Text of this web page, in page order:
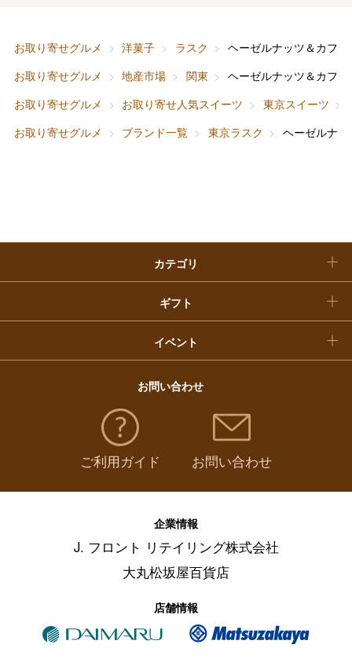
お取り寄せグルメ 洋菓子 ラスク
ヘーゼルナッツ＆カフ
お取り寄せグルメ
地産市場 関東
ヘーゼルナッツ＆カフ
お取り寄せグルメ
お取り寄せ人気スイーツ 東京スイーツ
お取り寄せグルメ
ブランド一覧 東京ラスク ヘーゼルナ
カテゴリ
ホーム＆インテリア
ベビー＆キッズ
ギフト
結婚内祝い
お香典返し
快気祝い
イベント
お中元
敬老の日
福袋
お問い合わせ
ご利用ガイド お問い合わせ
企業情報
J. フロント リテイリング株式会社
大丸松坂屋百貨店
店舗情報